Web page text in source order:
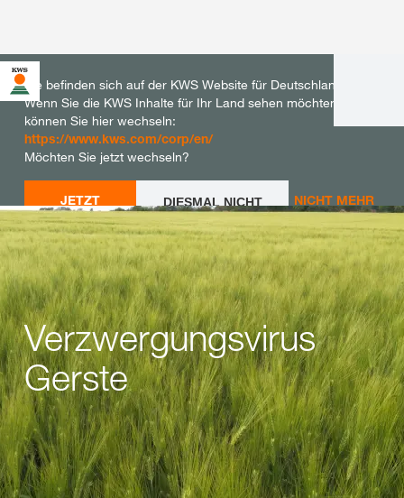
Sie befinden sich auf der KWS Website für Deutschland.
Wenn Sie die KWS Inhalte für Ihr Land sehen möchten,
können Sie hier wechseln:
https://www.kws.com/corp/en/
Möchten Sie jetzt wechseln?
JETZT
WECHSELN
DIESMAL NICHT
WECHSELN
NICHT MEHR
FRAGEN
Verzwergungsvirus
Gerste